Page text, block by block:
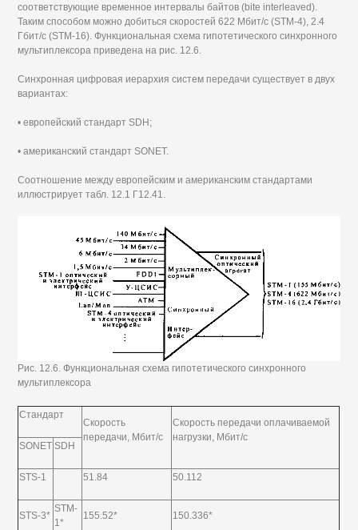
соответствующие временное интервалы байтов (bite interleaved).
Таким способом можно добиться скоростей 622 Мбит/с (STM-4), 2.4
Гбит/с (STM-16). Функциональная схема гипотетического синхронного
мультиплексора приведена на рис. 12.6.
Синхронная цифровая иерархия систем передачи существует в двух
вариантах:
• европейский стандарт SDH;
• американский стандарт SONET.
Соотношение между европейским и американским стандартами
иллюстрирует табл. 12.1 Г12.41.
Рис. 12.6. Функциональная схема гипотетического синхронного
мультиплексора
Стандарт
Скорость
передачи, Мбит/с
Скорость передачи оплачиваемой
нагрузки, Мбит/с
SONET SDH
STS-1 51.84 50.112
STS-3*
STM-
1*
155.52* 150.336*